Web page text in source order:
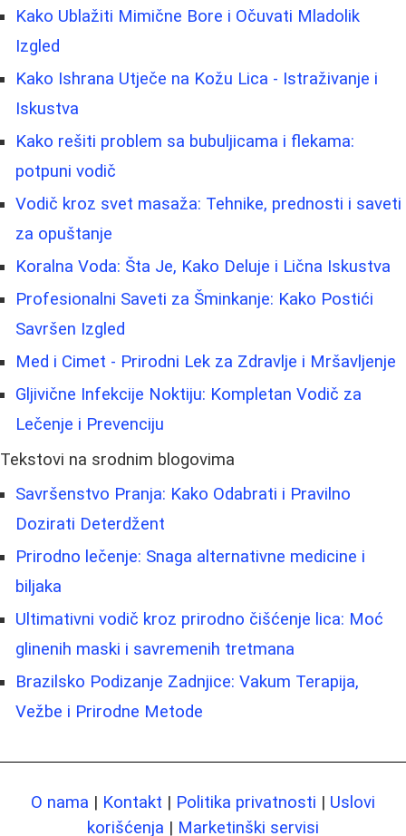
Kako Ublažiti Mimične Bore i Očuvati Mladolik
Izgled
Kako Ishrana Utječe na Kožu Lica - Istraživanje i
Iskustva
Kako rešiti problem sa bubuljicama i flekama:
potpuni vodič
Vodič kroz svet masaža: Tehnike, prednosti i saveti
za opuštanje
Koralna Voda: Šta Je, Kako Deluje i Lična Iskustva
Profesionalni Saveti za Šminkanje: Kako Postići
Savršen Izgled
Med i Cimet - Prirodni Lek za Zdravlje i Mršavljenje
Gljivične Infekcije Noktiju: Kompletan Vodič za
Lečenje i Prevenciju
Tekstovi na srodnim blogovima
Savršenstvo Pranja: Kako Odabrati i Pravilno
Dozirati Deterdžent
Prirodno lečenje: Snaga alternativne medicine i
biljaka
Ultimativni vodič kroz prirodno čišćenje lica: Moć
glinenih maski i savremenih tretmana
Brazilsko Podizanje Zadnjice: Vakum Terapija,
Vežbe i Prirodne Metode
O nama | Kontakt | Politika privatnosti | Uslovi
korišćenja | Marketinški servisi